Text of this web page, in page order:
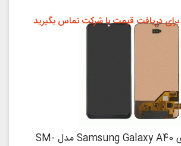
تاچ ال سی دی Samsung Galaxy A40 مدل SM-
برای دریافت قیمت با شرکت تماس بگیرید